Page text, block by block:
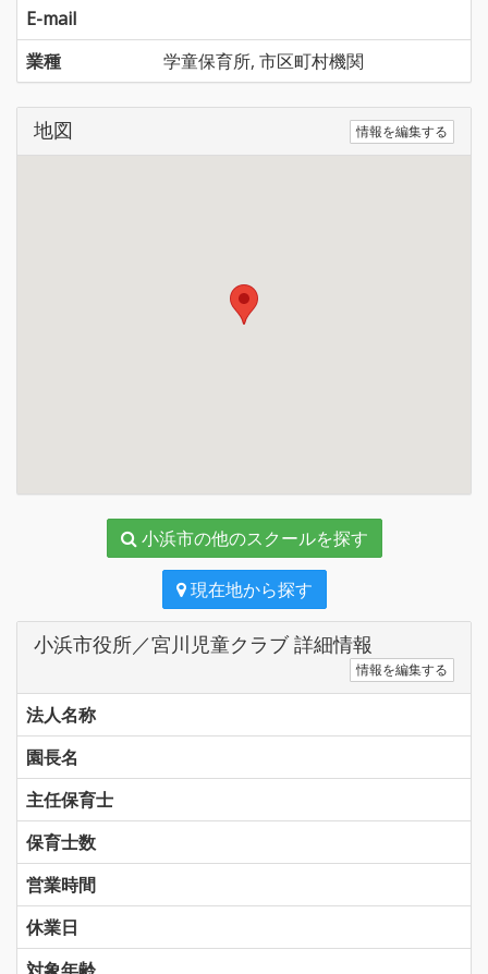
E-mail
業種
学童保育所, 市区町村機関
地図 情報を編集する
小浜市の他のスクールを探す
現在地から探す
小浜市役所／宮川児童クラブ 詳細情報
情報を編集する
法人名称
園長名
主任保育士
保育士数
営業時間
休業日